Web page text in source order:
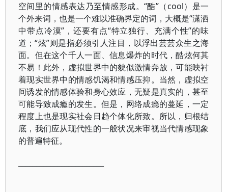
空间里的情感表达乃至情感形成。“酷”（cool）是一
个外来词，也是一个难以准确界定的词，大概是“潇洒
中带点冷漠”，还要有点“特立独行、充满个性”的味
道；“炫”则是指必须引人注目，以浮出芸芸众生之海
面。但在这个千人一面、信息爆炸的时代，酷炫何其
不易！此外，虚拟世界中的貌似激情奔放，可能映衬
着现实世界中的情感饥渴和情感压抑。当然，虚拟空
间诱发的情感体验和身心效应，无疑是真实的，甚至
可能导致成瘾的发生。但是，网络成瘾的蔓延，一定
程度上也是现实社会日趋个体化所致。所以，归根结
底，我们应从现代性的一般状况来审视当代情感现象
的普遍特征。